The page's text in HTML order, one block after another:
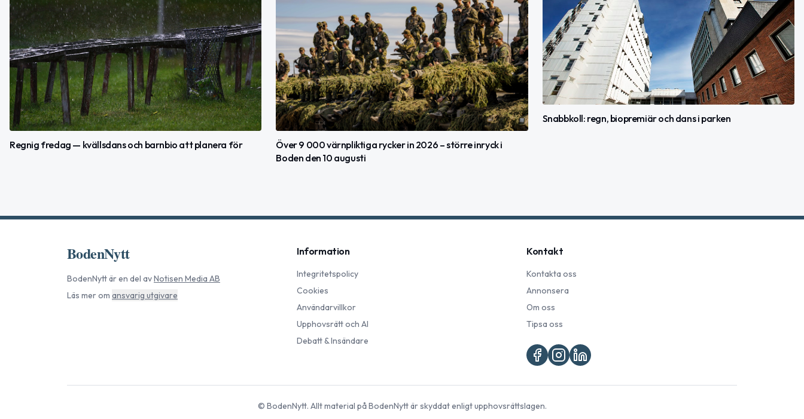
Regnig fredag — kvällsdans och barnbio att planera för
Över 9 000 värnpliktiga rycker in 2026 – större inryck i
Boden den 10 augusti
Snabbkoll: regn, biopremiär och dans i parken
BodenNytt
BodenNyttär en del avNotisen Media AB
Läs mer om ansvarig utgivare
Information
Integritetspolicy
Cookies
Användarvillkor
Upphovsrätt och AI
Debatt & Insändare
Kontakt
Kontakta oss
Annonsera
Om oss
Tipsa oss
© BodenNytt. Allt material påBodenNyttär skyddat enligt upphovsrättslagen.